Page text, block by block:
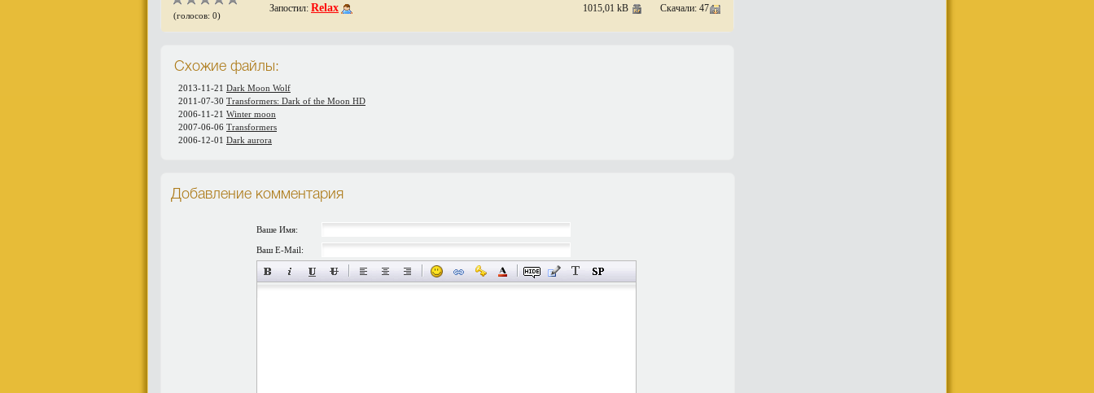
(голосов: 0)
Запостил: Relax 1015,01 kB Скачали: 47
Схожие файлы:
2013-11-21 Dark Moon Wolf
2011-07-30 Transformers: Dark of the Moon HD
2006-11-21 Winter moon
2007-06-06 Transformers
2006-12-01 Dark aurora
Добавление комментария
Ваше Имя:
Ваш E-Mail: